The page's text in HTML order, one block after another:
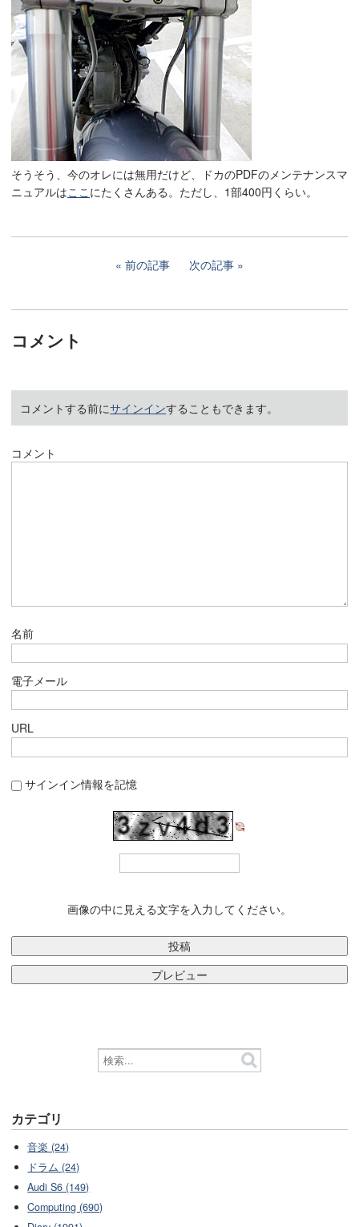
そうそう、今のオレには無用だけど、ドカのPDFのメンテナンスマ
ニュアルはここ にたくさんある。ただし、1部400円くらい。
前の記事 次の記事
コメント
コメントする前にサインインすることもできます。
コメント
名前
電子メール
URL
サインイン情報を記憶
画像の中に見える文字を入力してください。
カテゴリ
音楽 (24)
ドラム (24)
Audi S6 (149)
Computing (690)